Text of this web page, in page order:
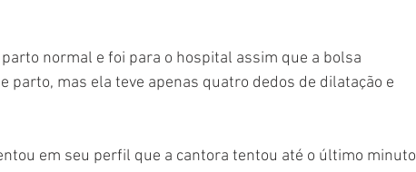
normal e foi para o hospital assim que a bolsa
parto, mas ela teve apenas quatro dedos de dilatação e
em seu perfil que a cantora tentou até o último minuto